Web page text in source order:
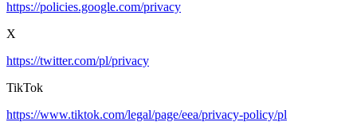
https://policies.google.com/privacy
X
https://twitter.com/pl/privacy
TikTok
https://www.tiktok.com/legal/page/eea/privacy-policy/pl